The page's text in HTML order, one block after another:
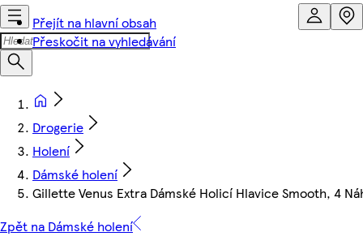
Přejít na hlavní obsah
Přeskočit na vyhledávání
Drogerie
Holení
Dámské holení
Gillette Venus Extra Dámské Holicí Hlavice Smooth, 4
Zpět na Dámské holení